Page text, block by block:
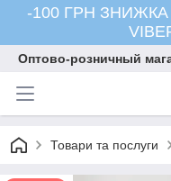
-100 ГРН
Оптово-розничный
Товари та послуги